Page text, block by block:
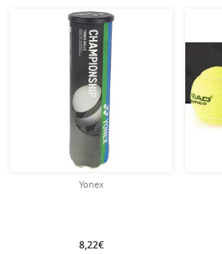
Yonex
8,22€